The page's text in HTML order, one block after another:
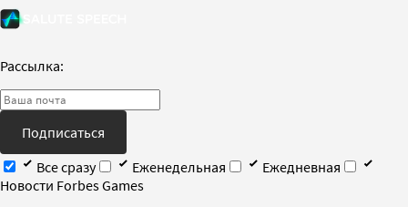
Рассылка:
Подписаться
Все сразу
Еженедельная
Ежедневная
Новости Forbes Games